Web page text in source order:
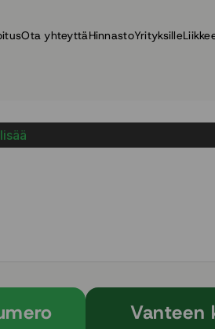
Ota yhteyttäHinnastoYrityksille
Vanteen